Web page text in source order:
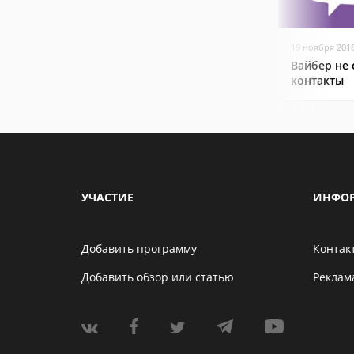
19 ноября
Вайбер не
контакты
УЧАСТИЕ
Добавить программу
Добавить обзор или статью